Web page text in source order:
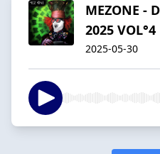
MEZONE -
2025 VOL°4
2025-05-30